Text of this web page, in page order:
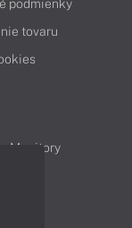
podmienky
tovaru
Monitory